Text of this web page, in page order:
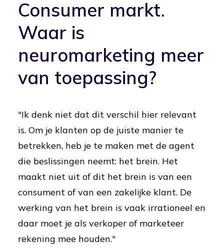
Consumer markt.
Waar is
neuromarketing meer
van toepassing?
"Ik denk niet dat dit verschil hier relevant
is. Om je klanten op de juiste manier te
betrekken, heb je te maken met de agent
die beslissingen neemt: het brein. Het
maakt niet uit of dit het brein is van een
consument of van een zakelijke klant. De
werking van het brein is vaak irrationeel en
daar moet je als verkoper of marketeer
rekening mee houden."